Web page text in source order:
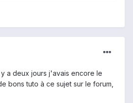
a deux jours j'avais encore le
bons tuto à ce sujet sur le forum,